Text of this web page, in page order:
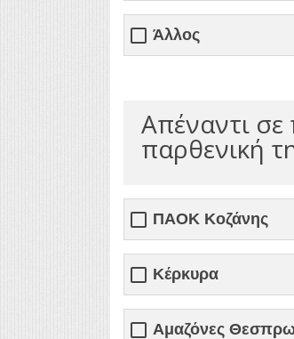
Άλλος
Απέναντι
παρθενική
ΠΑΟΚ Κοζάνης
Κέρκυρα
Αμαζόνες